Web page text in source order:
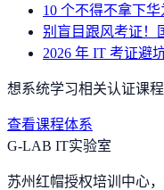
10 个不得不拿下
别盲目跟风考证！
2026 年 IT 考证避
想系统学习相关认证课程
查看课程体系
G-LAB IT实验室
苏州红帽授权培训中心